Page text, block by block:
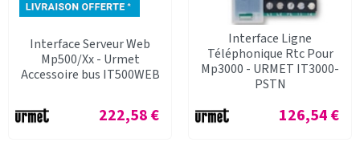
Interface Serveur Web
Mp500/Xx - Urmet
Accessoire bus IT500WEB
Prix
222,58 €
Interface Ligne
Téléphonique Rtc Pour
Mp3000 - URMET IT3000-
PSTN
Prix
126,54 €